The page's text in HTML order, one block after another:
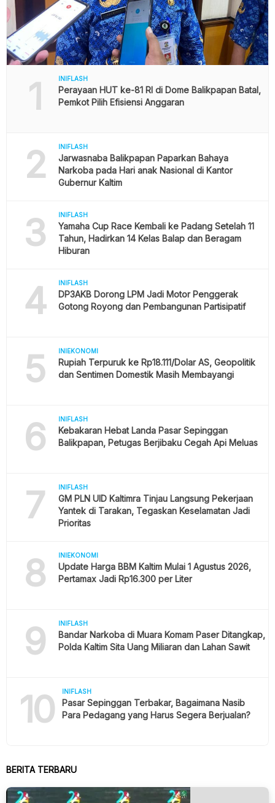
1 INIFLASH
Perayaan HUT ke-81 RI di Dome Balikpapan Batal,
Pemkot Pilih Efisiensi Anggaran
2 INIFLASH
Jarwasnaba Balikpapan Paparkan Bahaya
Narkoba pada Hari anak Nasional di Kantor
Gubernur Kaltim
3 INIFLASH
Yamaha Cup Race Kembali ke Padang Setelah 11
Tahun, Hadirkan 14 Kelas Balap dan Beragam
Hiburan
4 INIFLASH
DP3AKB Dorong LPM Jadi Motor Penggerak
Gotong Royong dan Pembangunan Partisipatif
5 INIEKONOMI
Rupiah Terpuruk ke Rp18.111/Dolar AS, Geopolitik
dan Sentimen Domestik Masih Membayangi
6 INIFLASH
Kebakaran Hebat Landa Pasar Sepinggan
Balikpapan, Petugas Berjibaku Cegah Api Meluas
7 INIFLASH
GM PLN UID Kaltimra Tinjau Langsung Pekerjaan
Yantek di Tarakan, Tegaskan Keselamatan Jadi
Prioritas
8 INIEKONOMI
Update Harga BBM Kaltim Mulai 1 Agustus 2026,
Pertamax Jadi Rp16.300 per Liter
9 INIFLASH
Bandar Narkoba di Muara Komam Paser Ditangkap,
Polda Kaltim Sita Uang Miliaran dan Lahan Sawit
10 INIFLASH
Pasar Sepinggan Terbakar, Bagaimana Nasib
Para Pedagang yang Harus Segera Berjualan?
BERITA TERBARU